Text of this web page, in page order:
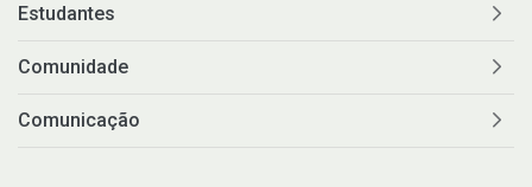
Estudantes
Comunidade
Comunicação